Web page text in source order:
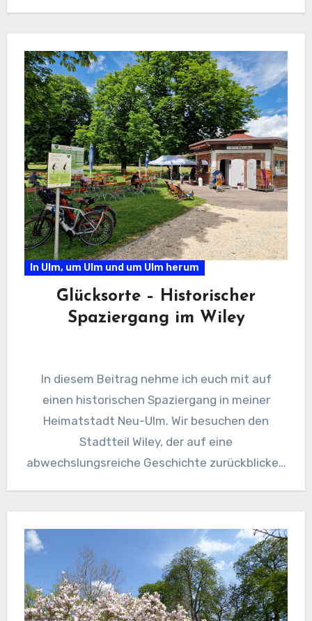
In Ulm, um Ulm und um Ulm herum
Glücksorte – Historischer
Spaziergang im Wiley
In diesem Beitrag nehme ich euch mit auf
einen historischen Spaziergang in meiner
Heimatstadt Neu-Ulm. Wir besuchen den
Stadtteil Wiley, der auf eine
abwechslungsreiche Geschichte zurückblicken